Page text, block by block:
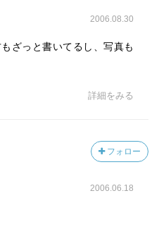
2006.08.30
ざっと書いてるし、写真も
詳細をみる
フォロー
2006.06.18